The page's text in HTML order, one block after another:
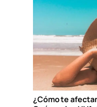
¿Cómo te